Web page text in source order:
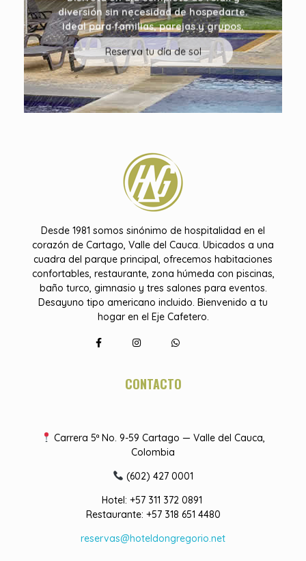
diversión sin necesidad de hospedarte.
Ideal para familias, parejas y grupos.
Reserva tu día de sol
Desde 1981 somos sinónimo de hospitalidad en el
corazón de Cartago, Valle del Cauca. Ubicados a una
cuadra del parque principal, ofrecemos habitaciones
confortables, restaurante, zona húmeda con piscinas,
baño turco, gimnasio y tres salones para eventos.
Desayuno tipo americano incluido. Bienvenido a tu
hogar en el Eje Cafetero.
CONTACTO
Carrera 5ª No. 9-59 Cartago — Valle del Cauca,
Colombia
(602) 427 0001
Hotel: +57 311 372 0891
Restaurante: +57 318 651 4480
reservas@hoteldongregorio.net